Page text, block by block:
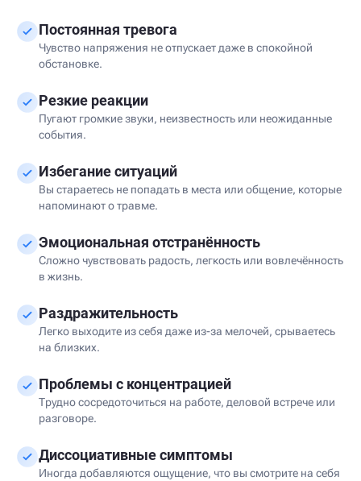
Постоянная тревога
Чувство напряжения не отпускает даже в спокойной
обстановке.
Резкие реакции
Пугают громкие звуки, неизвестность или неожиданные
события.
Избегание ситуаций
Вы стараетесь не попадать в места или общение, которые
напоминают о травме.
Эмоциональная отстранённость
Сложно чувствовать радость, легкость или вовлечённость
в жизнь.
Раздражительность
Легко выходите из себя даже из-за мелочей, срываетесь
на близких.
Проблемы с концентрацией
Трудно сосредоточиться на работе, деловой встрече или
разговоре.
Диссоциативные симптомы
Иногда добавляются ощущение, что вы смотрите на себя